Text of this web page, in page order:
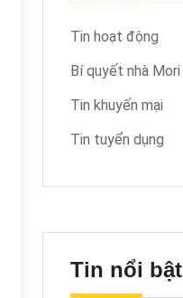
Tin hoạt động
Bí quyết nhà Mori
Tin khuyến mại
Tin tuyển dụng
Tin nổi bật